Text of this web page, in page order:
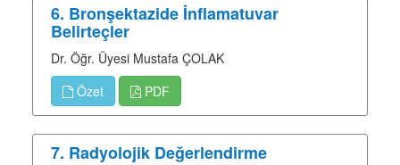
6. Bronşektazide İnflamatuvar
Belirteçler
Dr. Öğr. Üyesi Mustafa ÇOLAK
Özet
PDF
7. Radyolojik Değerlendirme